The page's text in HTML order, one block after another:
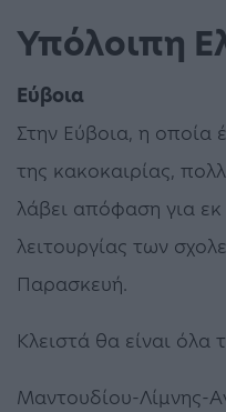
Υπόλοιπη
Εύβοια
Στην Εύβοια, η οποία
της κακοκαιρίας,
λάβει απόφαση για
λειτουργίας των
Παρασκευή.
Κλειστά θα είναι όλα
Μαντουδίου-Λίμνης-